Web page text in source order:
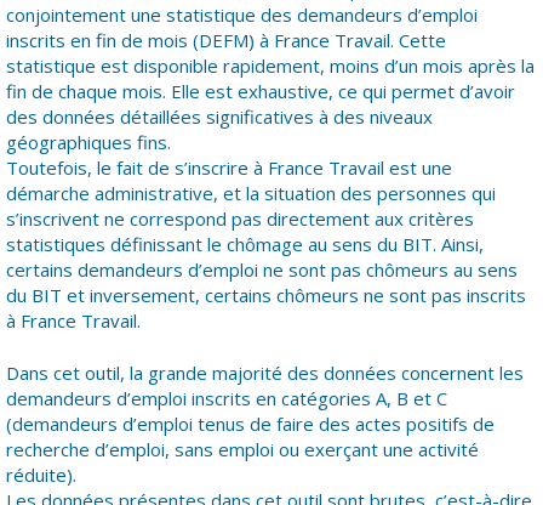
conjointement une statistique des demandeurs d’emploi
inscrits en fin de mois (DEFM) à France Travail. Cette
statistique est disponible rapidement, moins d’un mois après la
fin de chaque mois. Elle est exhaustive, ce qui permet d’avoir
des données détaillées significatives à des niveaux
géographiques fins.
Toutefois, le fait de s’inscrire à France Travail est une
démarche administrative, et la situation des personnes qui
s’inscrivent ne correspond pas directement aux critères
statistiques définissant le chômage au sens du BIT. Ainsi,
certains demandeurs d’emploi ne sont pas chômeurs au sens
du BIT et inversement, certains chômeurs ne sont pas inscrits
à France Travail.
Dans cet outil, la grande majorité des données concernent les
demandeurs d’emploi inscrits en catégories A, B et C
(demandeurs d’emploi tenus de faire des actes positifs de
recherche d’emploi, sans emploi ou exerçant une activité
réduite).